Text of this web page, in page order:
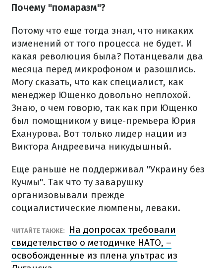
Почему "помаразм"?
Потому что еще тогда знал, что никаких
изменений от того процесса не будет. И
какая революция была? Потанцевали два
месяца перед микрофоном и разошлись.
Могу сказать, что как специалист, как
менеджер Ющенко довольно неплохой.
Знаю, о чем говорю, так как при Ющенко
был помощником у вице-премьера Юрия
Еханурова. Вот только лидер нации из
Виктора Андреевича никудышный.
Еще раньше не поддерживал "Украину без
Кучмы". Так что ту заварушку
организовывали прежде
социалистические люмпены, леваки.
ЧИТАЙТЕ ТАКЖЕ:
На допросах требовали
свидетельство о методичке НАТО, –
освобожденные из плена ультрас из